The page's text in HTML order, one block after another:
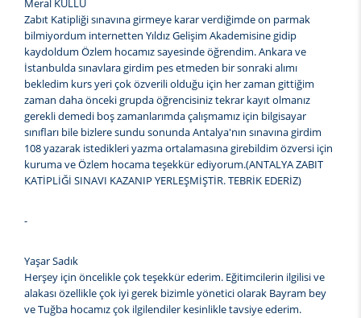
Meral KÜLLÜ
Zabıt Katipliği sınavına girmeye karar verdiğimde on parmak
bilmiyordum internetten Yıldız Gelişim Akademisine gidip
kaydoldum Özlem hocamız sayesinde öğrendim. Ankara ve
İstanbulda sınavlara girdim pes etmeden bir sonraki alımı
bekledim kurs yeri çok özverili olduğu için her zaman gittiğim
zaman daha önceki grupda öğrencisiniz tekrar kayıt olmanız
gerekli demedi boş zamanlarımda çalışmamız için bilgisayar
sınıfları bile bizlere sundu sonunda Antalya'nın sınavına girdim
108 yazarak istedikleri yazma ortalamasına girebildim özversi için
kuruma ve Özlem hocama teşekkür ediyorum.(ANTALYA ZABIT
KATİPLİĞİ SINAVI KAZANIP YERLEŞMİŞTİR. TEBRİK EDERİZ)
-
Yaşar Sadık
Herşey için öncelikle çok teşekkür ederim. Eğitimcilerin ilgilisi ve
alakası özellikle çok iyi gerek bizimle yönetici olarak Bayram bey
ve Tuğba hocamız çok ilgilendiler kesinlikle tavsiye ederim.